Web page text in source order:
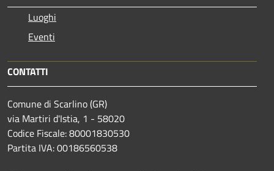
Luoghi
Eventi
CONTATTI
Comune di Scarlino (GR)
via Martiri d'Istia, 1 - 58020
Codice Fiscale: 80001830530
Partita IVA: 00186560538